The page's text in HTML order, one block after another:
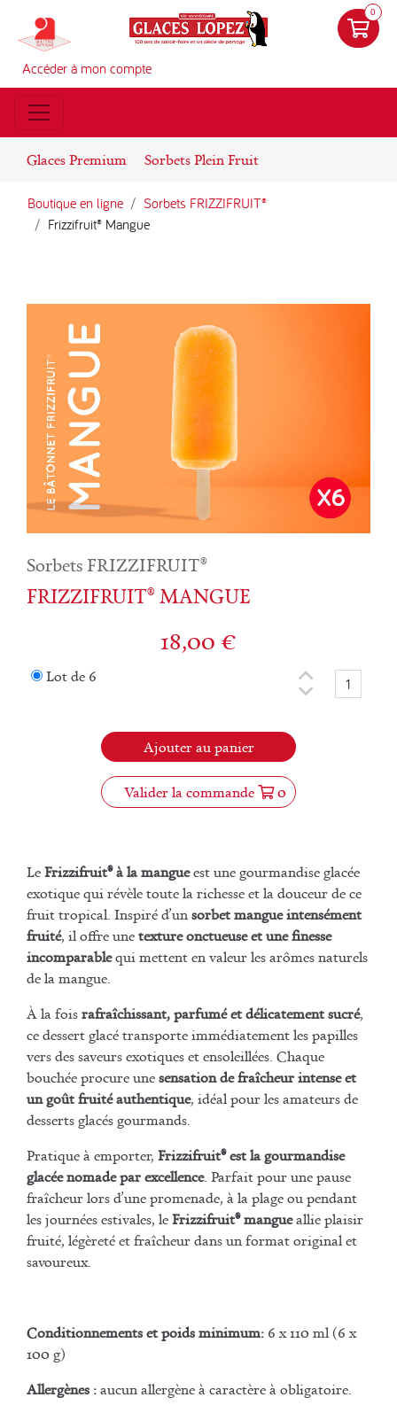
Accéder à mon compte
0
Glaces Premium Sorbets Plein Fruit
Boutique en ligne
Sorbets FRIZZIFRUIT®
Frizzifruit® Mangue
Sorbets FRIZZIFRUIT®
FRIZZIFRUIT® MANGUE
18,00 €
Lot de 6
Ajouter au panier
Valider la commande 0
LeFrizzifruit® à la mangueest une gourmandise glacée
exotique qui révèle toute la richesse et la douceur de ce
fruit tropical. Inspiré d’unsorbet mangue intensément
fruité, il offre unetexture onctueuse et une finesse
incomparablequi mettent en valeur les arômes naturels
de la mangue.
À la foisrafraîchissant, parfumé et délicatement sucré,
ce dessert glacé transporte immédiatement les papilles
vers des saveurs exotiques et ensoleillées. Chaque
bouchée procure unesensation de fraîcheur intense et
un goût fruité authentique, idéal pour les amateurs de
desserts glacés gourmands.
Pratique à emporter, Frizzifruit® est la gourmandise
glacée nomade par excellence. Parfait pour une pause
fraîcheur lors d’une promenade, à la plage ou pendant
les journées estivales, leFrizzifruit® mangueallie plaisir
fruité, légèreté et fraîcheur dans un format original et
savoureux.
Conditionnements et poids minimum: 6 x 110 ml (6 x
100 g)
Allergènes :aucun allergène à caractère à obligatoire.